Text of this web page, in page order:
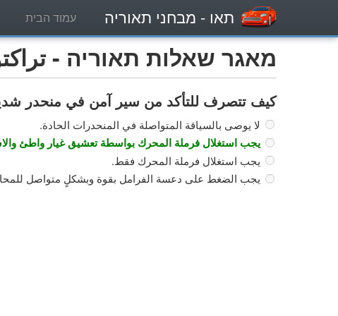
תאו - מבחני תאוריה עמוד הבית
מאגר שאלות תאוריה -
كيف تتصرف للتأكد من سير آمن في منحدر
لا يوصى بالسياقة المتواصلة في المنحدرات الحادة.
يجب استغلال فرملة المحرك بواسطة تعشيق غيار واطئ
يجب استغلال فرملة المحرك فقط.
يجب الضغط على دعسة الفرامل بقوة وبشكلٍ متواصل